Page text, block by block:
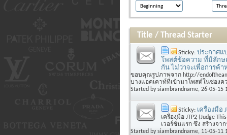
Title / Thread Starter
Sticky: ประกาศแ
โพสต์ข้อความ ที่มีลักษ
กัน ไม่ว่าจะเพื่อการค้า
ขอบคุณรูปภาพจาก http://
บางแอคเคาท์ที่เข้ามาโพสต์ในช่อง
Started bysiambrandname, 26-05-15
Sticky: เครื่องมือ
เครื่องมือ JTP2 (Judge
เวอร์ชั่นแรก ซึ่ง สร้างจา
Started bysiambrandname, 11-05-11